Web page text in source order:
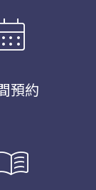
預約